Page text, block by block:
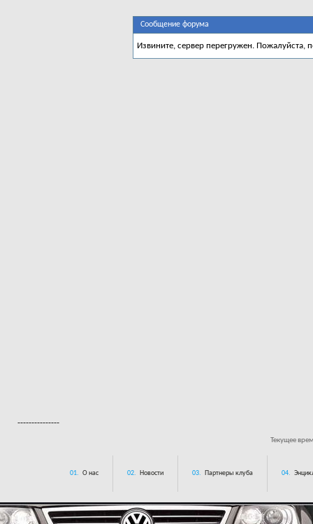
Сообщение форума
Извините, сервер перегружен. Пожалуйста,
---------------
Текущее
01. О нас 02. Новости 03. Партнеры клуба 04.